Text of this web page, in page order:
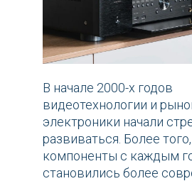
В начале 2000-х годов
видеотехнологии и
электроники начали
развиваться. Более
компоненты с каждым
становились более